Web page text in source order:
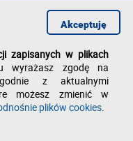
zapisanych w plikach
wyrażasz zgodę na
z aktualnymi
możesz zmienić w
plików cookies.
Akceptuję